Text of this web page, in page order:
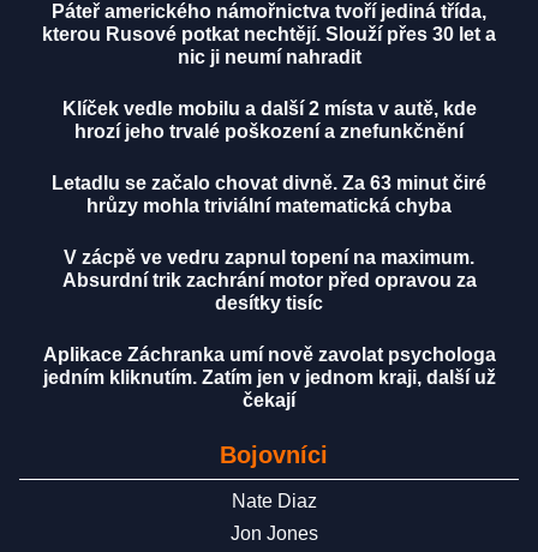
Páteř amerického námořnictva tvoří jediná třída,
kterou Rusové potkat nechtějí. Slouží přes 30 let a
nic ji neumí nahradit
Klíček vedle mobilu a další 2 místa v autě, kde
hrozí jeho trvalé poškození a znefunkčnění
Letadlu se začalo chovat divně. Za 63 minut čiré
hrůzy mohla triviální matematická chyba
V zácpě ve vedru zapnul topení na maximum.
Absurdní trik zachrání motor před opravou za
desítky tisíc
Aplikace Záchranka umí nově zavolat psychologa
jedním kliknutím. Zatím jen v jednom kraji, další už
čekají
Bojovníci
Nate Diaz
Jon Jones